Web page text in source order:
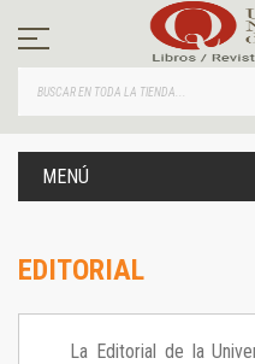
contenido
MENÚ
EDITORIAL
La Editorial de la